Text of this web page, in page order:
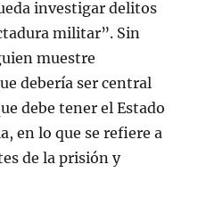
investigar delitos
militar”. Sin
muestre
debería ser central
debe tener el Estado
en lo que se refiere a
de la prisión y